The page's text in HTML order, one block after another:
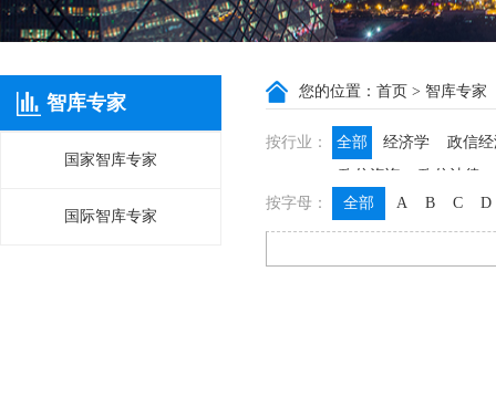
智库专家
国家智库专家
国际智库专家
您的位置： 首页 > 智库专家
按行业： 全部 经济学
政信
政信咨询
政信法律
按字母：
全部 A B C D